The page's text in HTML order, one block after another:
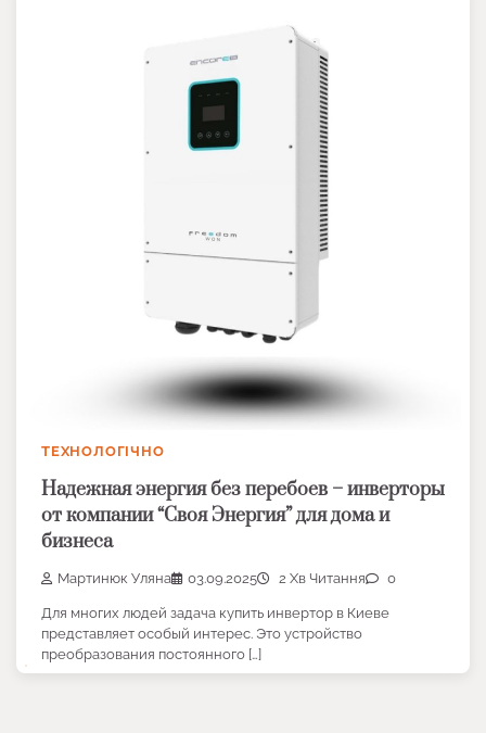
ТЕХНОЛОГІЧНО
Надежная энергия без перебоев – инверторы
от компании “Своя Энергия” для дома и
бизнеса
Мартинюк Уляна 03.09.2025 2 Хв Читання 0
Для многих людей задача купить инвертор в Киеве
представляет особый интерес. Это устройство
преобразования постоянного […]